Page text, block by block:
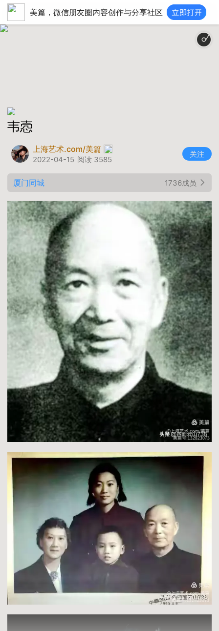
美篇，微信朋友圈内容创作与分享社区
韦悫
上海艺术.com/美篇
2022-04-15 阅读 3585
关注
厦门同城 1736成员